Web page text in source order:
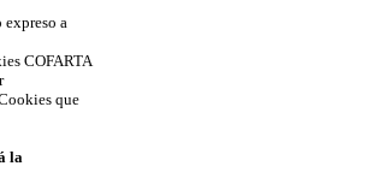
expreso a
COFARTA
que
la